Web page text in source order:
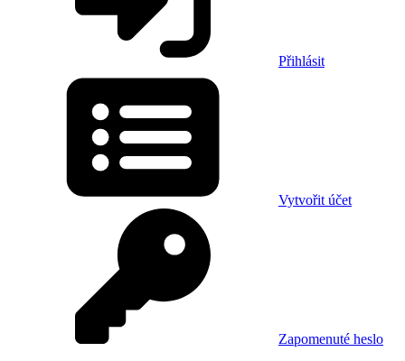
Přihlásit
Vytvořit účet
Zapomenuté heslo